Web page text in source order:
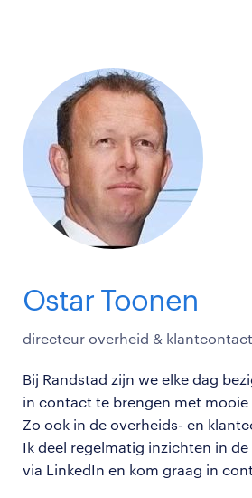
Ostar Toonen
directeur overheid & klantcontact
Bij Randstad zijn we elke dag
in contact te brengen met mooie
Zo ook in de overheids- en
Ik deel regelmatig inzichten in
via LinkedIn en kom graag in